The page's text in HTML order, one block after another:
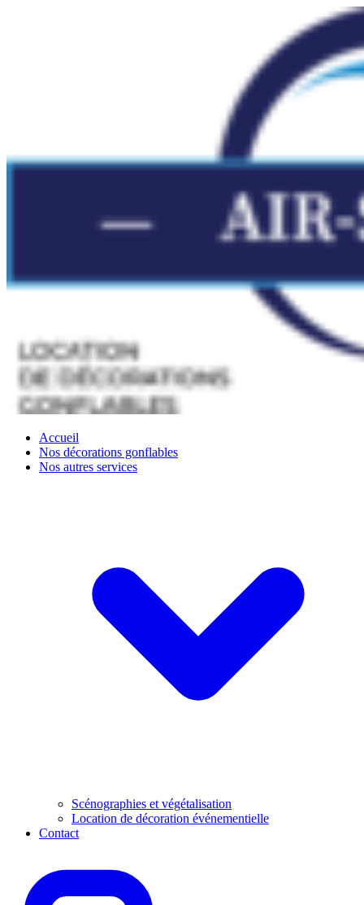
Accueil
Nos décorations gonflables
Nos autres services
Scénographies et végétalisation
Location de décoration événementielle
Contact